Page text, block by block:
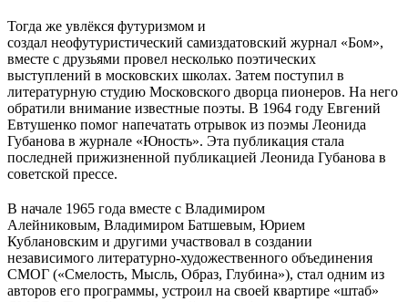
Тогда же увлёкся футуризмом и
создал неофутуристический самиздатовский журнал «Бом»,
вместе с друзьями провел несколько поэтических
выступлений в московских школах. Затем поступил в
литературную студию Московского дворца пионеров. На него
обратили внимание известные поэты. В 1964 году Евгений
Евтушенко помог напечатать отрывок из поэмы Леонида
Губанова в журнале «Юность». Эта публикация стала
последней прижизненной публикацией Леонида Губанова в
советской прессе.
В начале 1965 года вместе с Владимиром
Алейниковым, Владимиром Батшевым, Юрием
Кублановским и другими участвовал в создании
независимого литературно-художественного объединения
СМОГ («Смелость, Мысль, Образ, Глубина»), стал одним из
авторов его программы, устроил на своей квартире «штаб»